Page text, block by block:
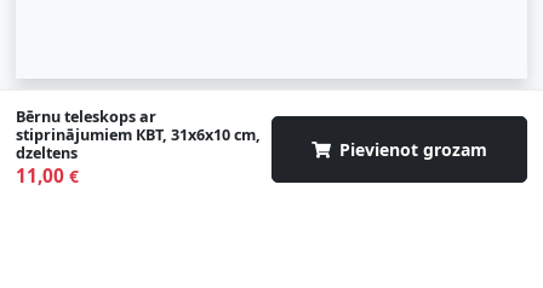
Bērnu teleskops ar
stiprinājumiem КВТ, 31x6x10 cm,
dzeltens
11,00€
Pievienot grozam
© 2007-2026 SIA "Zinva" | Morex.lv
Uz augšu